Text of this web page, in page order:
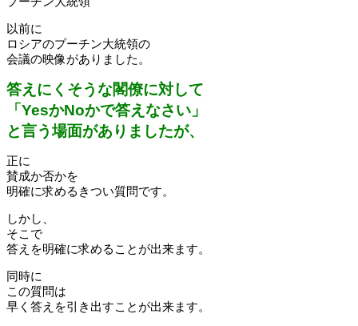
以前に
ロシアのプーチン大統領の
会議の映像がありました。
答えにくそうな閣僚に対して
「YesかNoかで答えなさい」
と言う場面がありましたが、
正に
賛成か否かを
明確に求めるきつい質問です。
しかし、
そこで
答えを明確に求めることが出来ます。
同時に
この質問は
早く答えを引き出すことが出来ます。